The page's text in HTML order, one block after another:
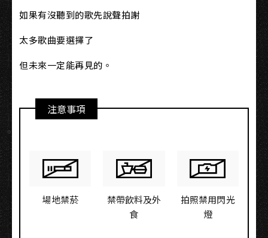
如果有沒聽到的歌先說聲拍謝
太多歌曲要選擇了
但未來一定能再見的。
注意事項
場地禁菸
禁帶飲料及外
食
拍照禁用閃光
燈